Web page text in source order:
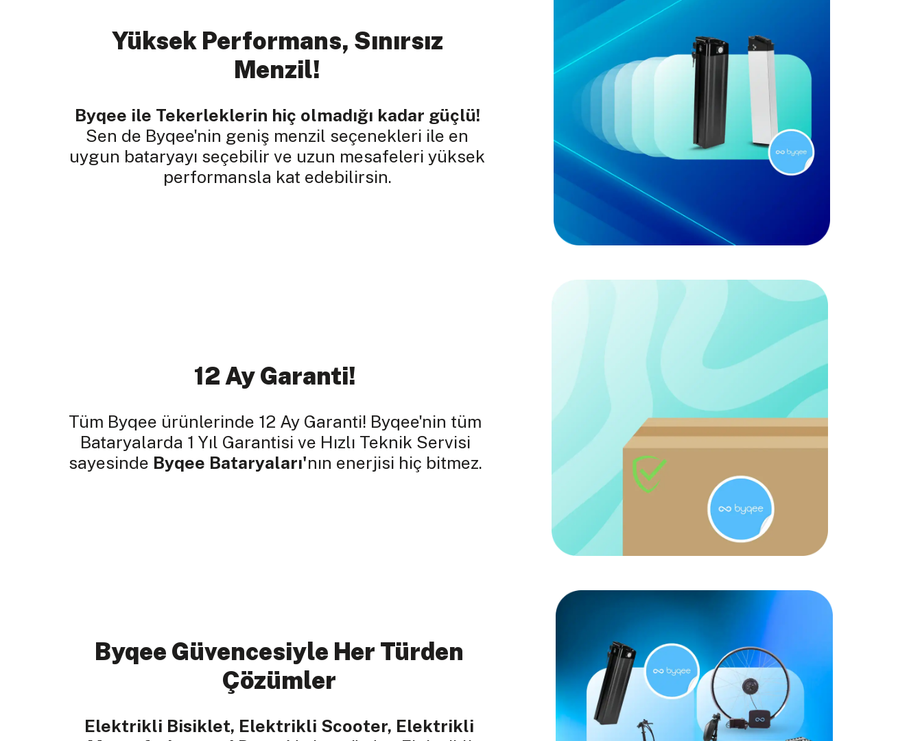
Yüksek Performans, Sınırsız
Menzil!
Byqee ile Tekerleklerin hiç olmadığı kadar güçlü!
Sen de Byqee'nin geniş menzil seçenekleri ile en
uygun bataryayı seçebilir ve uzun mesafeleri yüksek
performansla kat edebilirsin.
12 Ay Garanti!
Tüm Byqee ürünlerinde 12 Ay Garanti! Byqee'nin tüm
Bataryalarda 1 Yıl Garantisi ve Hızlı Teknik Servisi
sayesinde Byqee Bataryaları'nın enerjisi hiç bitmez.
Byqee Güvencesiyle Her Türden
Çözümler
Elektrikli Bisiklet, Elektrikli Scooter, Elektrikli